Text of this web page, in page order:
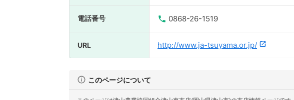
電話番号 0868-26-1519
URL http://www.ja-tsuyama.or.jp/
このページについて